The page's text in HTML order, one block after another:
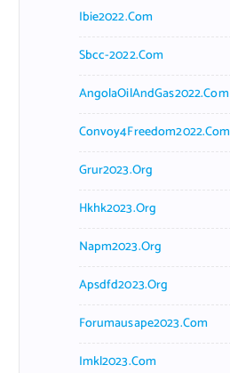
Ibie2022.com
Sbcc-2022.com
AngolaOilAndGas2022.com
Convoy4Freedom2022.com
Grur2023.org
Hkhk2023.org
Napm2023.org
Apsdfd2023.org
Forumausape2023.com
Imkl2023.com